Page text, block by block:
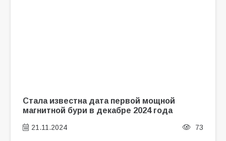
Стала известна дата первой мощной
магнитной бури в декабре 2024 года
21.11.2024 73